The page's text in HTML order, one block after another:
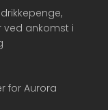
ved ankomst i
for Aurora